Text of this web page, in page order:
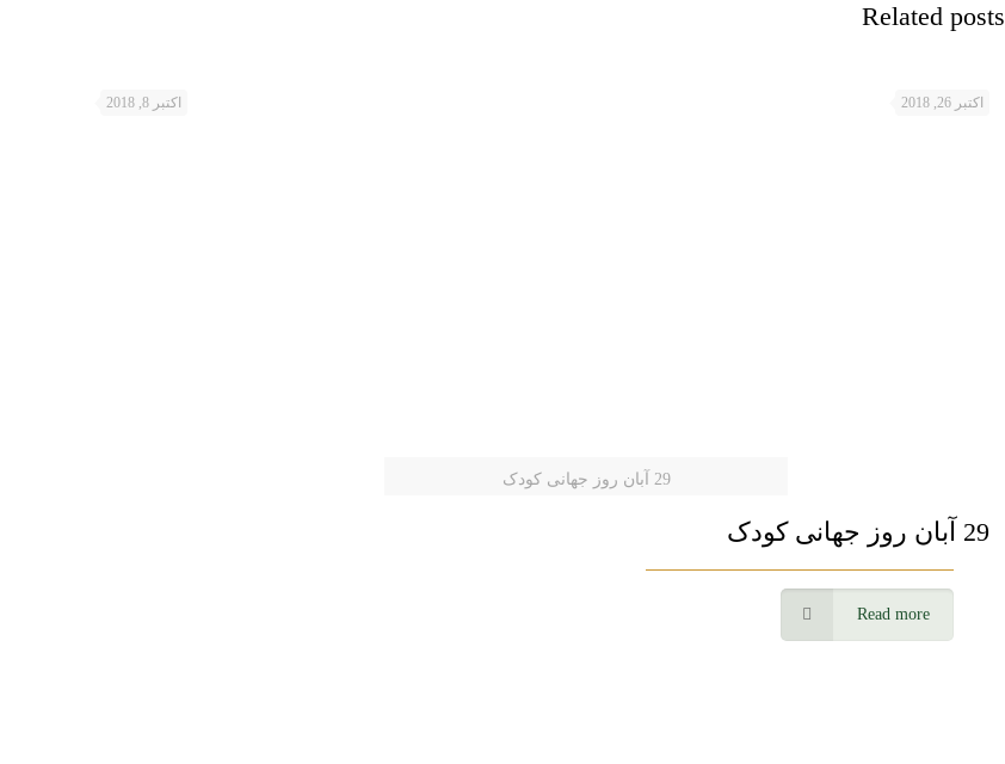
Related posts
29 آبان روز جهانی کودک
اکتبر 26, 2018
29 آبان روز جهانی کودک
Read more
اکتبر 8, 2018